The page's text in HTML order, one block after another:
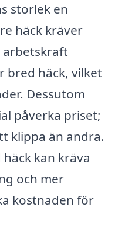
storlek en
häck kräver
bred häck, vilket
Dessutom
påverka priset;
klippa än andra.
kan kräva
och mer
kostnaden för